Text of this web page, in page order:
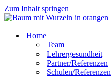
Zum Inhalt springen
Home
Team
Lehrergesundheit
Partner/Referenzen
Schulen/Referenzen